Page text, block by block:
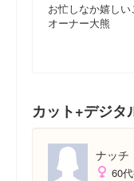
お忙しなか嬉し
オーナー大熊
カット+デジタ
ナッチ
60